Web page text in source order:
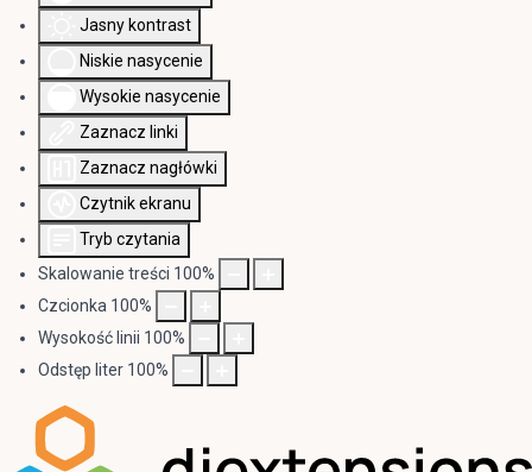
Jasny kontrast
Niskie nasycenie
Wysokie nasycenie
Zaznacz linki
Zaznacz nagłówki
Czytnik ekranu
Tryb czytania
Skalowanie treści 100%
Czcionka 100%
Wysokość linii 100%
Odstęp liter 100%